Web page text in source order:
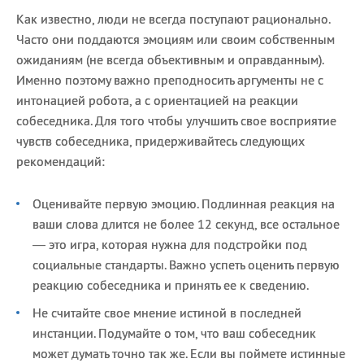
Как известно, люди не всегда поступают рационально.
Часто они поддаются эмоциям или своим собственным
ожиданиям (не всегда объективным и оправданным).
Именно поэтому важно преподносить аргументы не с
интонацией робота, а с ориентацией на реакции
собеседника. Для того чтобы улучшить свое восприятие
чувств собеседника, придерживайтесь следующих
рекомендаций:
Оценивайте первую эмоцию. Подлинная реакция на
ваши слова длится не более 12 секунд, все остальное
— это игра, которая нужна для подстройки под
социальные стандарты. Важно успеть оценить первую
реакцию собеседника и принять ее к сведению.
Не считайте свое мнение истиной в последней
инстанции. Подумайте о том, что ваш собеседник
может думать точно так же. Если вы поймете истинные